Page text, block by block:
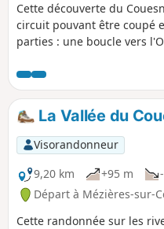
Cette découverte du
circuit pouvant être coupé
parties : une boucle vers
l'objet d'un possible
Couesnon a un parcours
car il traverse le massif
eau dépourvue de calcaire
longtemps utilisée dans les
papier, au XVIIème siècle.
fabrication ayant,
le Couesnon fait
salmonidés et des kayakistes.
La Vallée du
Visorandonneur
9,20 km
+95 m
Départ à Mézières-sur-
Cette randonnée sur les